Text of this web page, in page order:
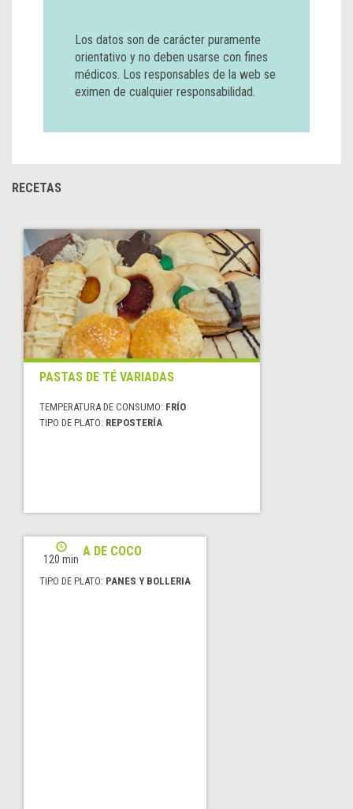
Los datos son de carácter puramente
orientativo y no deben usarse con fines
médicos. Los responsables de la web se
eximen de cualquier responsabilidad.
RECETAS
PASTAS DE TÉ VARIADAS
TEMPERATURA DE CONSUMO: FRÍO
TIPO DE PLATO: REPOSTERÍA
120 min
PALMERA DE COCO
TIPO DE PLATO: PANES Y BOLLERIA